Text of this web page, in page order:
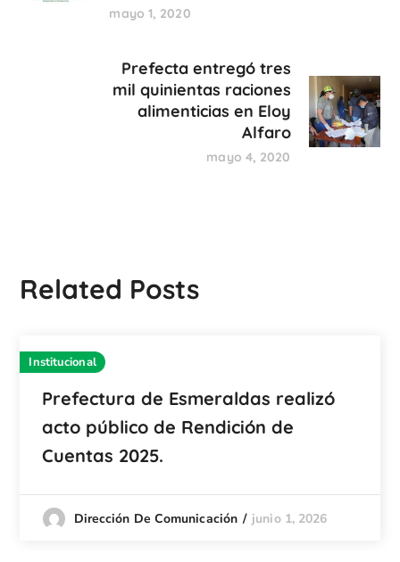
mayo 1, 2020
Prefecta entregó tres
mil quinientas raciones
alimenticias en Eloy
Alfaro
mayo 4, 2020
Related Posts
Institucional
Prefectura de Esmeraldas realizó
acto público de Rendición de
Cuentas 2025.
Dirección De Comunicación junio 1, 2026